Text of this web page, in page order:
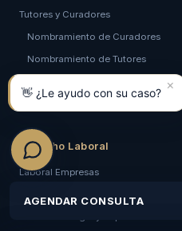
Tutores y Curadores
Nombramiento de Curadores
Nombramiento de Tutores
Derecho Laboral
Laboral Empresas
×
👋 ¿Le ayudo con su caso?
AGENDAR CONSULTA